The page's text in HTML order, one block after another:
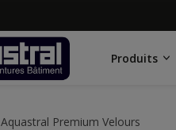
Produits
Aquastral Premium Velours